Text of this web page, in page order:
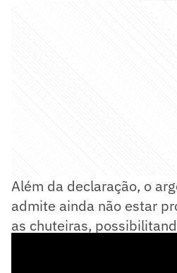
Além da declaração, o
admite ainda não estar
as chuteiras,